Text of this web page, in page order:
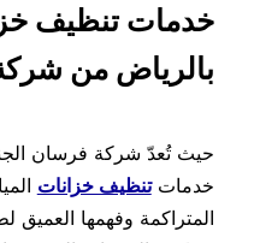
خدمات تنظيف
بالرياض من شركة
حيث تُعدّ شركة فرسان
خدماتتنظيف خزاناتالمياه
المتراكمة وفهمها العميق